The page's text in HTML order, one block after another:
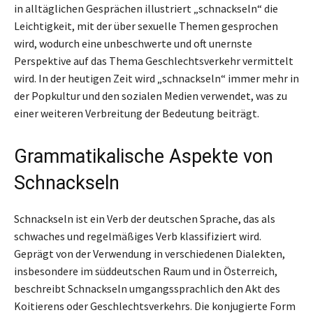
in alltäglichen Gesprächen illustriert „schnackseln“ die
Leichtigkeit, mit der über sexuelle Themen gesprochen
wird, wodurch eine unbeschwerte und oft unernste
Perspektive auf das Thema Geschlechtsverkehr vermittelt
wird. In der heutigen Zeit wird „schnackseln“ immer mehr in
der Popkultur und den sozialen Medien verwendet, was zu
einer weiteren Verbreitung der Bedeutung beiträgt.
Grammatikalische Aspekte von
Schnackseln
Schnackseln ist ein Verb der deutschen Sprache, das als
schwaches und regelmäßiges Verb klassifiziert wird.
Geprägt von der Verwendung in verschiedenen Dialekten,
insbesondere im süddeutschen Raum und in Österreich,
beschreibt Schnackseln umgangssprachlich den Akt des
Koitierens oder Geschlechtsverkehrs. Die konjugierte Form